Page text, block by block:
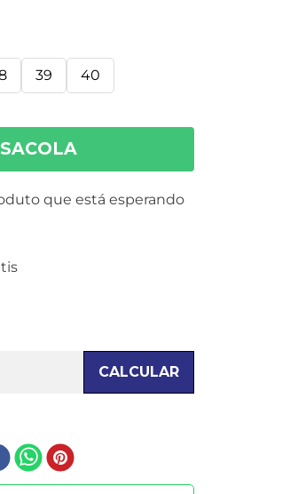
39 40
que está esperando
CALCULAR